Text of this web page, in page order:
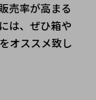
売率が高まる
は、ぜひ箱や
オススメ致し